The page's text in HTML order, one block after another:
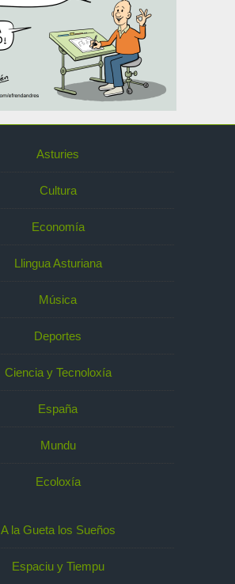
Asturies
Cultura
Economía
Llingua Asturiana
Música
Deportes
Ciencia y Tecnoloxía
España
Mundu
Ecoloxía
A la Gueta los Sueños
Espaciu y Tiempu